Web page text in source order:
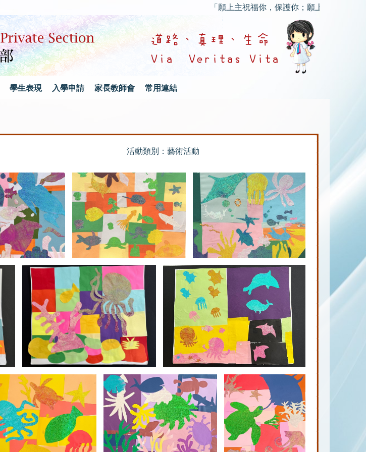
「願上主祝福你，保護你；願上主的慈顏光照
學生表現 入學申請 家長教師會 常用連結
活動類別：藝術活動